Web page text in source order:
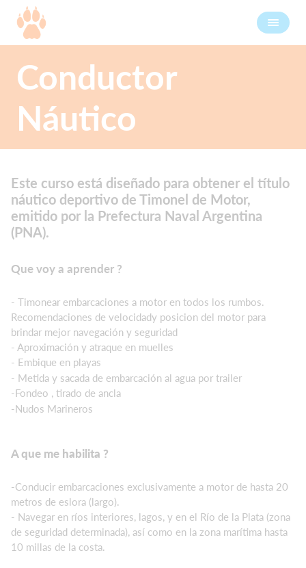
Conductor
Náutico
Este curso está diseñado para obtener el título
náutico deportivo de Timonel de Motor,
emitido por la Prefectura Naval Argentina
(PNA).
Que voy a aprender ?
- Timonear embarcaciones a motor en todos los rumbos.
Recomendaciones de velocidady posicion del motor para
brindar mejor navegación y seguridad
- Aproximación y atraque en muelles
- Embique en playas
- Metida y sacada de embarcación al agua por trailer
-Fondeo , tirado de ancla
-Nudos Marineros
A que me habilita ?
-Conducir embarcaciones exclusivamente a motor de hasta 20
metros de eslora (largo).
- Navegar en ríos interiores, lagos, y en el Río de la Plata (zona
de seguridad determinada), así como en la zona marítima hasta
10 millas de la costa.